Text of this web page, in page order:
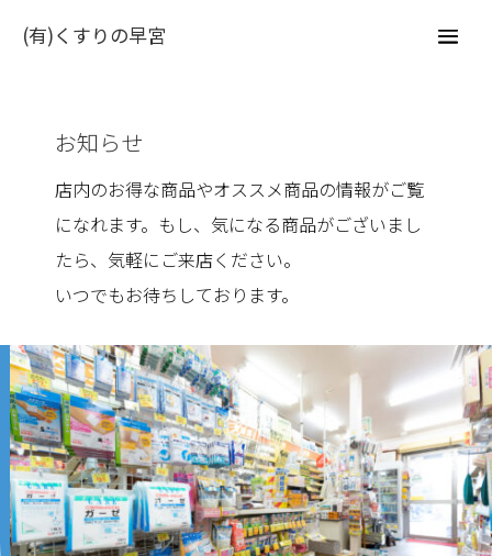
(有)くすりの早宮
お知らせ
店内のお得な商品やオススメ商品の情報がご覧
になれます。もし、気になる商品がございまし
たら、気軽にご来店ください。
いつでもお待ちしております。